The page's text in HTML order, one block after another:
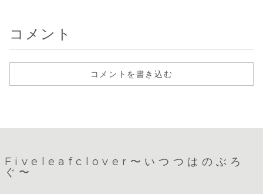
コメント
コメントを書き込む
Fiveleafclover〜いつつはのぶろ
ぐ〜